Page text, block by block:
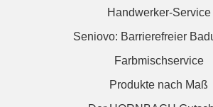
Handwerker-Service
Seniovo: Barrierefreier
Farbmischservice
Produkte nach Maß